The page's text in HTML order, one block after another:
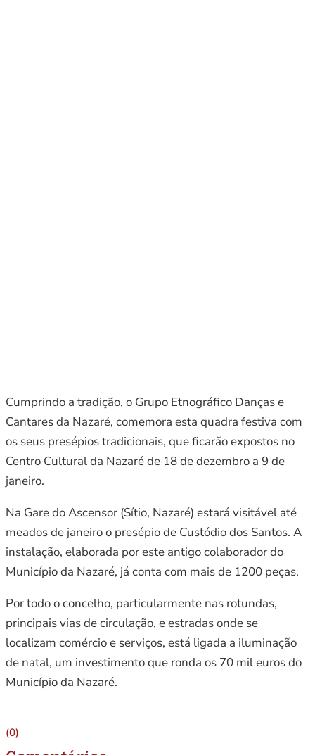
Cumprindo a tradição, o Grupo Etnográfico Danças e
Cantares da Nazaré, comemora esta quadra festiva com
os seus presépios tradicionais, que ficarão expostos no
Centro Cultural da Nazaré de 18 de dezembro a 9 de
janeiro.
Na Gare do Ascensor (Sítio, Nazaré) estará visitável até
meados de janeiro o presépio de Custódio dos Santos. A
instalação, elaborada por este antigo colaborador do
Município da Nazaré, já conta com mais de 1200 peças.
Por todo o concelho, particularmente nas rotundas,
principais vias de circulação, e estradas onde se
localizam comércio e serviços, está ligada a iluminação
de natal, um investimento que ronda os 70 mil euros do
Município da Nazaré.
(0)